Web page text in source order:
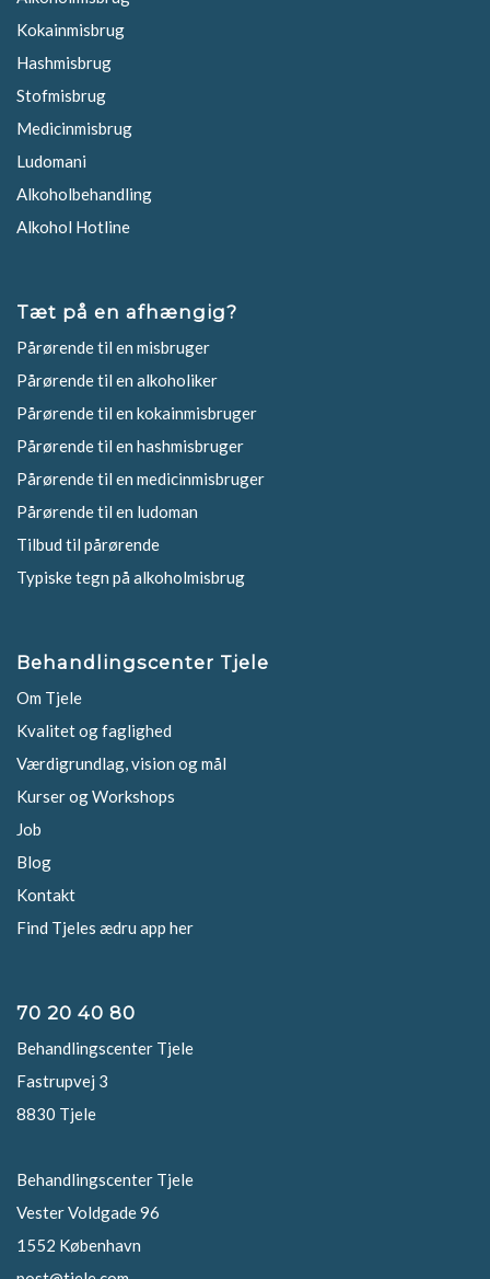
Kokainmisbrug
Hashmisbrug
Stofmisbrug
Medicinmisbrug
Ludomani
Alkoholbehandling
Alkohol Hotline
Tæt på en afhængig?
Pårørende til en misbruger
Pårørende til en alkoholiker
Pårørende til en kokainmisbruger
Pårørende til en hashmisbruger
Pårørende til en medicinmisbruger
Pårørende til en ludoman
Tilbud til pårørende
Typiske tegn på alkoholmisbrug
Behandlingscenter Tjele
Om Tjele
Kvalitet og faglighed
Værdigrundlag, vision og mål
Kurser og Workshops
Job
Blog
Kontakt
Find Tjeles ædru app her
70 20 40 80
Behandlingscenter Tjele
Fastrupvej 3
8830 Tjele
Behandlingscenter Tjele
Vester Voldgade 96
1552 København